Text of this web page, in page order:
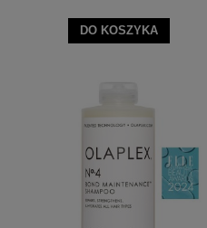
DO KOSZYKA